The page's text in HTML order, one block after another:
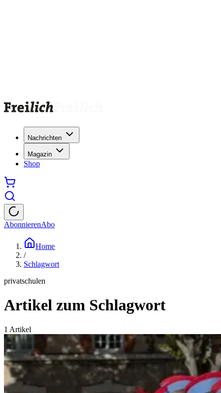
Nachrichten
Magazin
Shop
AbonnierenAbo
Home
/
Schlagwort
privatschulen
Artikel zum Schlagwort
1 Artikel